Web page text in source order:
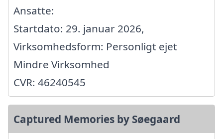
Ansatte:
Startdato: 29. januar 2026,
Virksomhedsform: Personligt ejet
Mindre Virksomhed
CVR: 46240545
Captured Memories by Søegaard